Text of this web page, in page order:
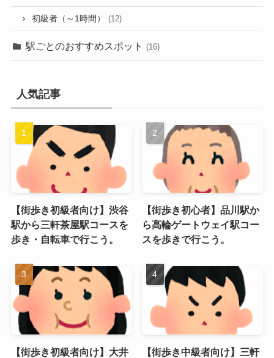
初級者（～1時間） (12)
駅ごとのおすすめスポット (16)
人気記事
【街歩き初級者向け】渋谷
駅から三軒茶屋駅コースを
歩き・自転車で行こう。
【街歩き初心者】品川駅か
ら高輪ゲートウェイ駅コー
スを歩きで行こう。
【街歩き初級者向け】大井
【街歩き中級者向け】三軒